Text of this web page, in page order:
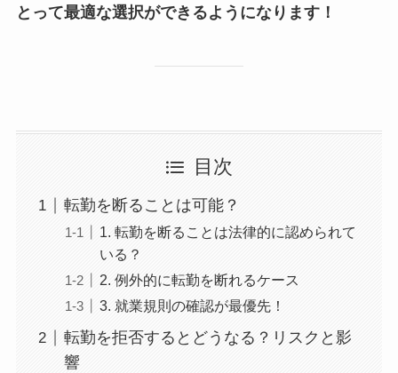
とって最適な選択ができるようになります！
目次
転勤を断ることは可能？
1. 転勤を断ることは法律的に認められて
いる？
2. 例外的に転勤を断れるケース
3. 就業規則の確認が最優先！
転勤を拒否するとどうなる？リスクと影
響